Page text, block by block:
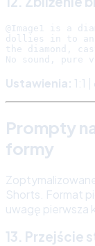
@Image1 is a
dollies in to an
the diamond,
Ustawienia: 1:1
Prompty
formy
Shorts. Format
uwagę pierwsza
13. Przejście